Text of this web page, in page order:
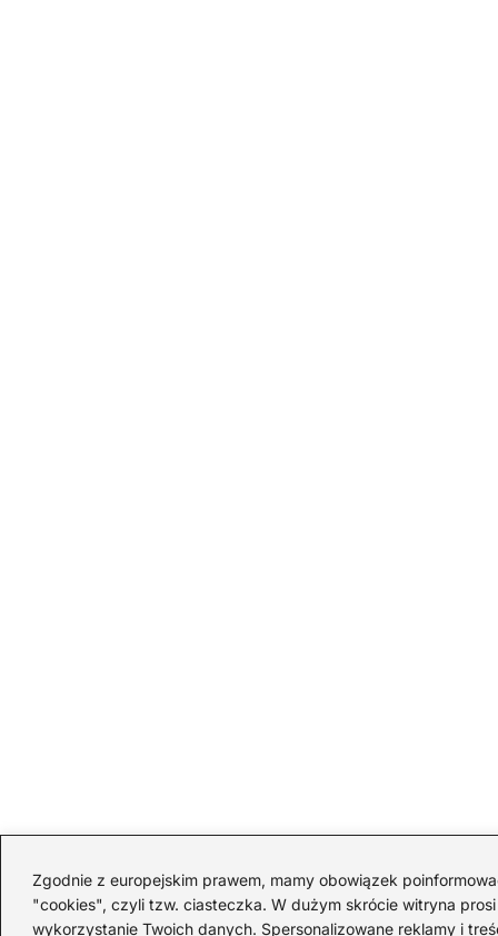
Zgodnie z europejskim prawem, mamy obowiązek
"cookies", czyli tzw. ciasteczka. W dużym skrócie witryna
wykorzystanie Twoich danych. Spersonalizowane reklamy i